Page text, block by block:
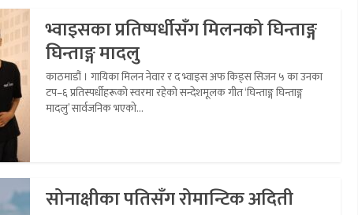
भ्वाइसका प्रतिष्पर्धीसँग मिलनको घिन्ताङ्ग
घिन्ताङ्ग मादलु
काठमाडौं । गायिका मिलन नेवार र द भ्वाइस अफ किड्स सिजन ५ का उनका
टप–६ प्रतिस्पर्धीहरूको स्वरमा रहेको सन्देशमूलक गीत ‘घिन्ताङ्ग घिन्ताङ्ग
मादलु’ सार्वजनिक भएको...
सोनाक्षीका पतिसँग रोमान्टिक अदिती